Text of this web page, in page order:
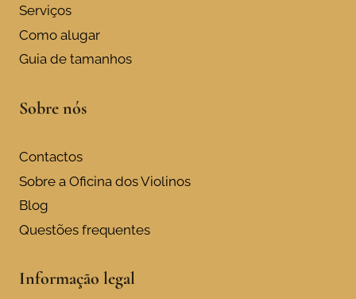
Serviços
Como alugar
Guia de tamanhos
Sobre nós
Contactos
Sobre a Oficina dos Violinos
Blog
Questões frequentes
Informação legal